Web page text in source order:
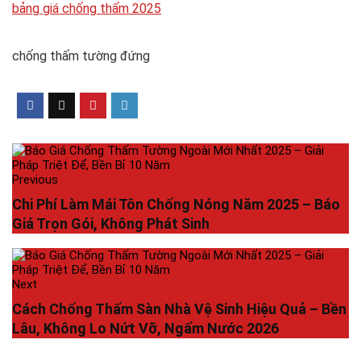
bảng giá chống thấm 2025
chống thấm tường đứng
Previous
Chi Phí Làm Mái Tôn Chống Nóng Năm 2025 – Báo
Giá Trọn Gói, Không Phát Sinh
Next
Cách Chống Thấm Sàn Nhà Vệ Sinh Hiệu Quả – Bền
Lâu, Không Lo Nứt Vỡ, Ngấm Nước 2026